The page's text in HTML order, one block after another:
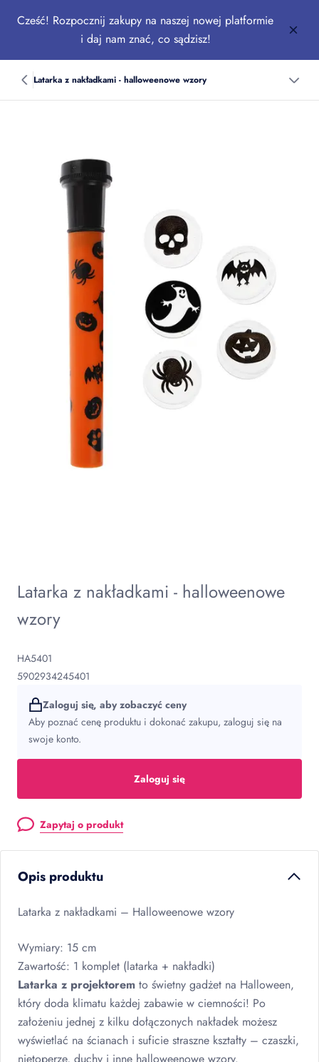
Cześć! Rozpocznij zakupy na naszej nowej platformie
i daj nam znać, co sądzisz!
Latarka z nakładkami - halloweenowe wzory
Latarka z nakładkami - halloweenowe
wzory
HA5401
5902934245401
Zaloguj się, aby zobaczyć ceny
Aby poznać cenę produktu i dokonać zakupu, zaloguj się na
swoje konto.
Zaloguj się
Zapytaj o produkt
Opis produktu
Latarka z nakładkami – Halloweenowe wzory
Wymiary: 15 cm
Zawartość: 1 komplet (latarka + nakładki)
Latarka z projektorem to świetny gadżet na Halloween,
który doda klimatu każdej zabawie w ciemności! Po
założeniu jednej z kilku dołączonych nakładek możesz
wyświetlać na ścianach i suficie straszne kształty – czaszki,